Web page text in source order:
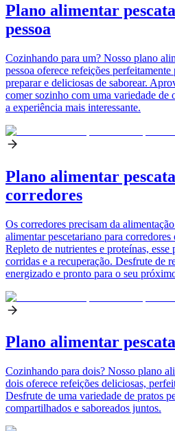
Plano alimentar
pessoa
Cozinhando para um? Nosso plano
pessoa oferece refeições
preparar e deliciosas de saborear.
comer sozinho com uma variedade de
a experiência mais interessante.
Plano alimentar
corredores
Os corredores precisam da
alimentar pescetariano para corredores
Repleto de nutrientes e proteínas,
corridas e a recuperação. Desfrute de
energizado e pronto para o seu
Plano alimentar
Cozinhando para dois? Nosso plano
dois oferece refeições deliciosas,
Desfrute de uma variedade de pratos
compartilhados e saboreados juntos.